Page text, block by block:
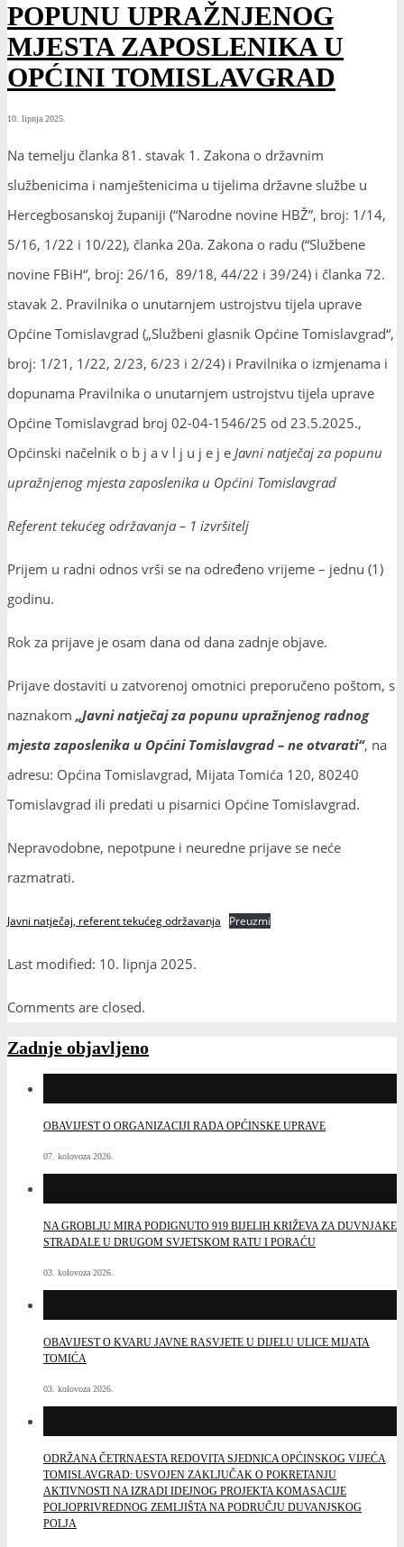
POPUNU UPRAŽNJENOG
MJESTA ZAPOSLENIKA U
OPĆINI TOMISLAVGRAD
10. lipnja 2025.
Na temelju članka 81. stavak 1. Zakona o državnim
službenicima i namještenicima u tijelima državne službe u
Hercegbosanskoj županiji (“Narodne novine HBŽ”, broj: 1/14,
5/16, 1/22 i 10/22), članka 20a. Zakona o radu (“Službene
novine FBiH“, broj: 26/16, 89/18, 44/22 i 39/24) i članka 72.
stavak 2. Pravilnika o unutarnjem ustrojstvu tijela uprave
Općine Tomislavgrad („Službeni glasnik Općine Tomislavgrad“,
broj: 1/21, 1/22, 2/23, 6/23 i 2/24) i Pravilnika o izmjenama i
dopunama Pravilnika o unutarnjem ustrojstvu tijela uprave
Općine Tomislavgrad broj 02-04-1546/25 od 23.5.2025.,
Općinski načelnik o b j a v l j u j e j e Javni natječaj za popunu
upražnjenog mjesta zaposlenika u Općini Tomislavgrad
Referent tekućeg održavanja – 1 izvršitelj
Prijem u radni odnos vrši se na određeno vrijeme – jednu (1)
godinu.
Rok za prijave je osam dana od dana zadnje objave.
Prijave dostaviti u zatvorenoj omotnici preporučeno poštom, s
naznakom „Javni natječaj za popunu upražnjenog radnog
mjesta zaposlenika u Općini Tomislavgrad – ne otvarati“, na
adresu: Općina Tomislavgrad, Mijata Tomića 120, 80240
Tomislavgrad ili predati u pisarnici Općine Tomislavgrad.
Nepravodobne, nepotpune i neuredne prijave se neće
razmatrati.
Javni natječaj, referent tekućeg održavanja Preuzmi
Last modified: 10. lipnja 2025.
Comments are closed.
Zadnje objavljeno
OBAVIJEST O ORGANIZACIJI RADA OPĆINSKE UPRAVE
07. kolovoza 2026.
NA GROBLJU MIRA PODIGNUTO 919 BIJELIH KRIŽEVA ZA DUVNJAKE
STRADALE U DRUGOM SVJETSKOM RATU I PORAĆU
03. kolovoza 2026.
OBAVIJEST O KVARU JAVNE RASVJETE U DIJELU ULICE MIJATA
TOMIĆA
03. kolovoza 2026.
ODRŽANA ČETRNAESTA REDOVITA SJEDNICA OPĆINSKOG VIJEĆA
TOMISLAVGRAD: USVOJEN ZAKLJUČAK O POKRETANJU
AKTIVNOSTI NA IZRADI IDEJNOG PROJEKTA KOMASACIJE
POLJOPRIVREDNOG ZEMLJIŠTA NA PODRUČJU DUVANJSKOG
POLJA